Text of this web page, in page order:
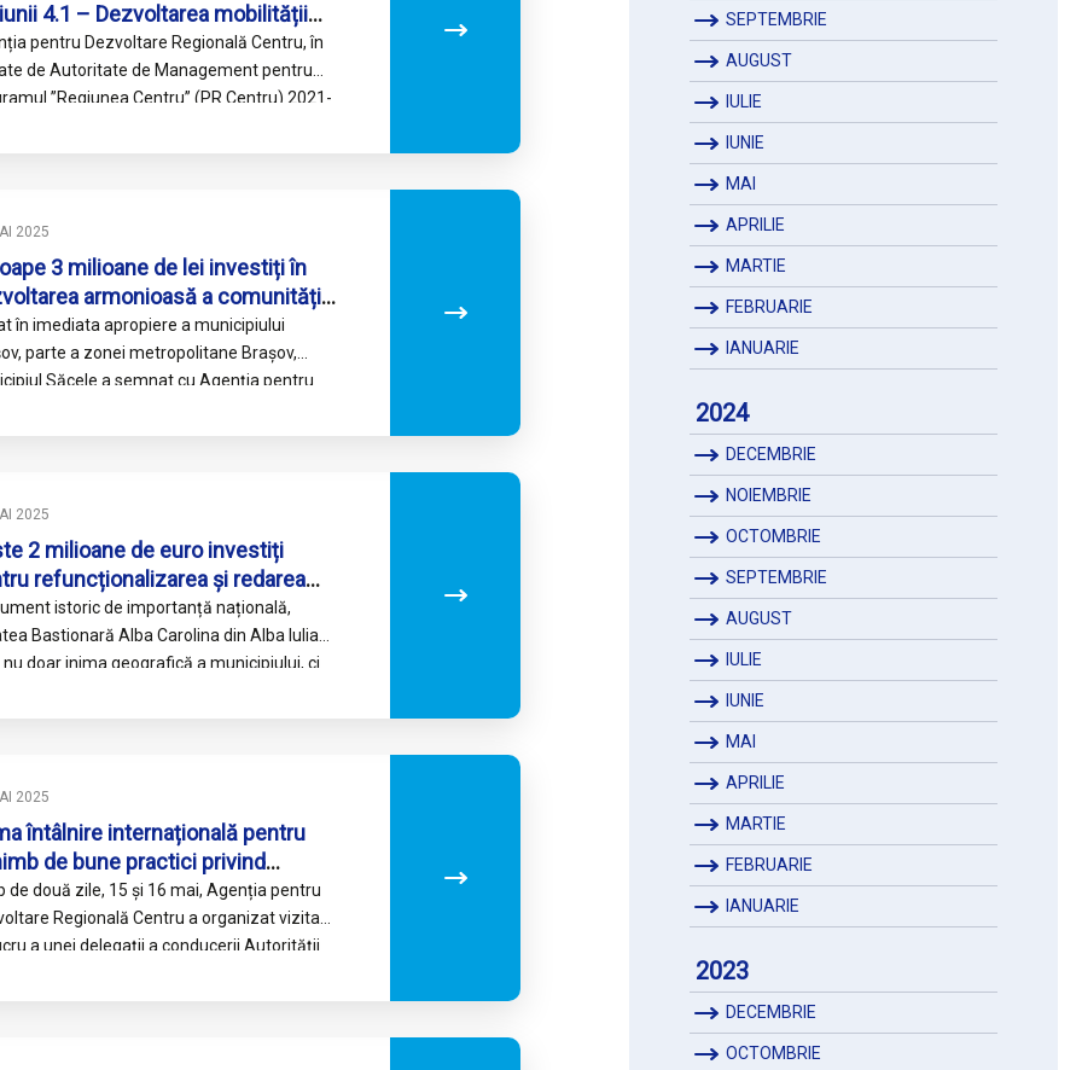
4.1 – Dezvoltarea mobilității
durabile în Municipiile Regiunii
pentru Dezvoltare Regională Centru, în
de Autoritate de Management pentru
”Regiunea Centru” (PR Centru) 2021-
2025
3 milioane de lei investiți în
armonioasă a comunității
Electroprecizia din
Săcele
în imediata apropiere a municipiului
parte a zonei metropolitane Brașov,
Săcele a semnat cu Agenția pentru
2025
2 milioane de euro investiți
refuncționalizarea și redarea
comunitate a Laturii de Est a
Alba Iulia
istoric de importanță națională,
Bastionară Alba Carolina din Alba Iulia
doar inima geografică a municipiului, ci
2025
întâlnire internațională pentru
de bune practici privind
programelor de
europeană 2021 – 2027
de două zile, 15 și 16 mai, Agenția pentru
Regională Centru a organizat vizita
a unei delegații a conducerii Autorității
SEPTEMBRIE
AUGUST
IULIE
IUNIE
MAI
APRILIE
MARTIE
FEBRUARIE
IANUARIE
2024
DECEMBRIE
NOIEMBRIE
OCTOMBRIE
SEPTEMBRIE
AUGUST
IULIE
IUNIE
MAI
APRILIE
MARTIE
FEBRUARIE
IANUARIE
2023
DECEMBRIE
OCTOMBRIE